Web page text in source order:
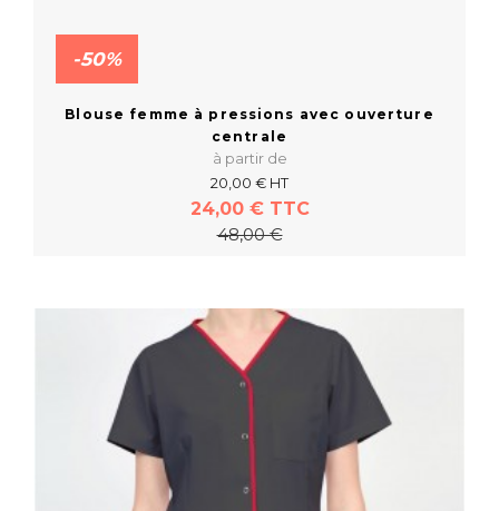
-50%
Blouse femme à pressions avec ouverture
centrale
à partir de
20,00 € HT
24,00 € TTC
48,00 €